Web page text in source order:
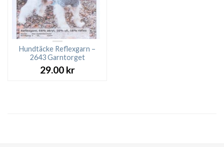
Hundtäcke Reflexgarn –
2643 Garntorget
29.00 kr